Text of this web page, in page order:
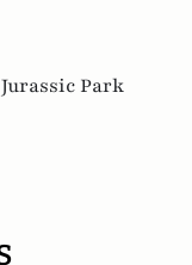
Jurassic Park